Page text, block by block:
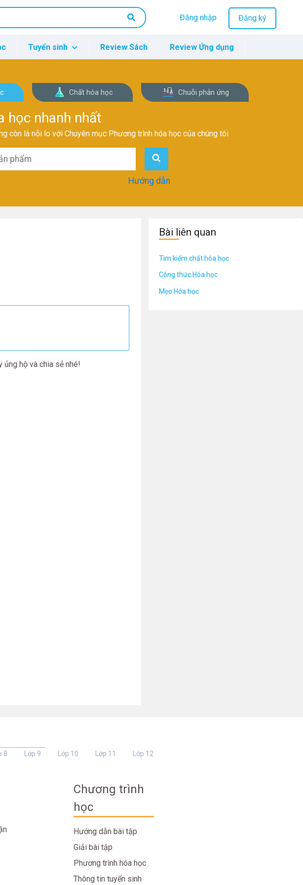
Đăng nhập Đăng ký
Tuyển sinh Review Sách Review Ứng dụng
Chất hóa học Chuỗi phản ứng
học nhanh nhất
còn là nỗi lo với Chuyên mục Phương trình hóa học của chúng tôi
Hướng dẫn
ủng hộ và chia sẻ nhé!
Bài liên quan
Tìm kiếm chất hóa học
Công thức Hóa học
Mẹo Hóa học
8 Lớp 9 Lớp 10 Lớp 11 Lớp 12
Chương trình
học
Hướng dẫn bài tập
Giải bài tập
Phương trình hóa học
Thông tin tuyển sinh